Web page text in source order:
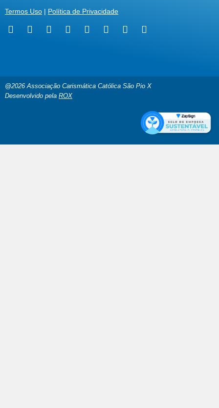
Termos Uso | Política de Privacidade
@2026 Associação Carismática Católica São Pio X
Desenvolvido pela ROX